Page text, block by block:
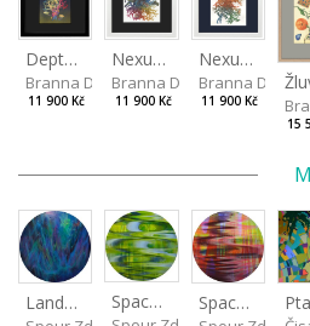
Depths I
Branna Dorota
11 900 Kč
Nexus Leporum II
Branna Dorota
11 900 Kč
Nexus Leporum
Branna Dorota
11 900 Kč
15
Landscape III Spaces I Spaces II